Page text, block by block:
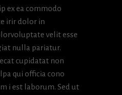
ex ea commodo
irir dolor in
velit esse
nulla pariatur.
cupidatat non
qui officia cono
i est laborum. Sed ut